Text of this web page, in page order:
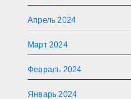
Апрель 2024
Март 2024
Февраль 2024
Январь 2024